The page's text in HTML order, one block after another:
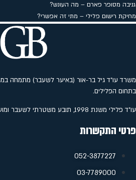
גניבה מסופר פארם – מה העונש?
מחיקת רישום פלילי – מתי זה אפשרי?
משרד עו"ד גיל בר-אור (באיער לשעבר) מתמחה במתן
בתחום הפלילים.
עו"ד פלילי משנת 1998, תובע משטרתי לשעבר ומועמד למשרת שופט בשנת 2009.
פרטי התקשרות
052-3877227
‭03-7789000